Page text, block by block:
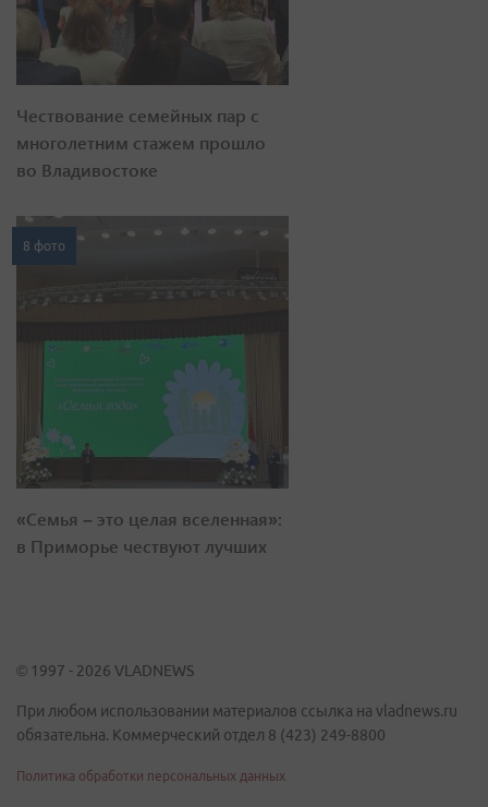
Чествование семейных пар с
многолетним стажем прошло
во Владивостоке
8 фото
«Семья – это целая вселенная»:
в Приморье чествуют лучших
© 1997 - 2026 VLADNEWS
При любом использовании материалов ссылка на vladnews.ru
обязательна. Коммерческий отдел 8 (423) 249-8800
Политика обработки персональных данных